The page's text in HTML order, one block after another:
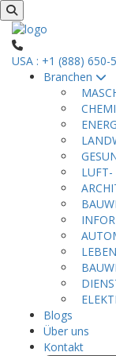
USA : +1 (888)
Branchen
LUFT-
Blogs
Über uns
Kontakt